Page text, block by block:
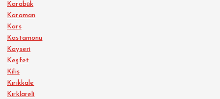
Karabük
Karaman
Kars
Kastamonu
Kayseri
Keşfet
Kilis
Kırıkkale
Kırklareli